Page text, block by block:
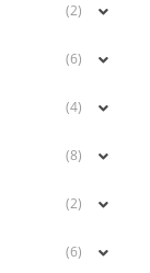
(2)
(6)
(4)
(8)
(2)
(6)